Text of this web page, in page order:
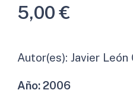
5,00€
Autor(es): Javier León
Año:2006